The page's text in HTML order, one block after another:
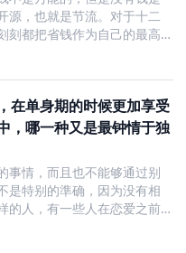
源，也就是节流。对于十二
刻都把省钱作为自己的最高
蝇再小也是肉金牛座非常
在单身期的时候更加享受
，哪一种又是最钟情于独
事情，而且也不能够通过别
是特别的準确，因为没有相
的人，有一些人在恋爱之前
束自己，十二星座中哪些